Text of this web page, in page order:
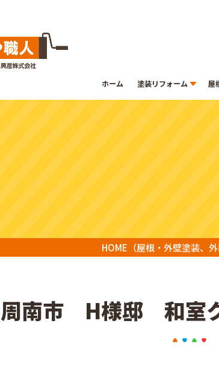
ホーム 塗装リフォーム 屋
HOME （屋根・外壁塗装、
周南市 H様邸 和室